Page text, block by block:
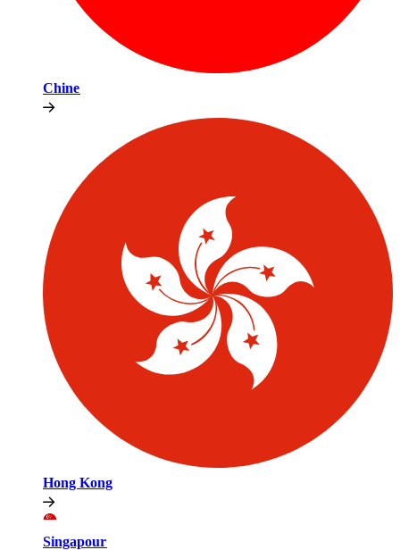
Chine​​
Hong Kong​​
Singapour​​